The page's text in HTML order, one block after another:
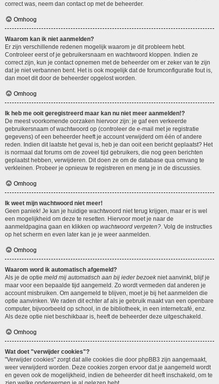
correct was, neem dan contact op met de beheerder.
Omhoog
Waarom kan ik niet aanmelden?
Er zijn verschillende redenen mogelijk waarom je dit probleem hebt.
Controleer eerst of je gebruikersnaam en wachtwoord kloppen. Indien ze
correct zijn, kun je contact opnemen met de beheerder om er zeker van te zijn
dat je niet verbannen bent. Het is ook mogelijk dat de forumconfiguratie fout is,
dan moet dit door de beheerder opgelost worden.
Omhoog
Ik heb me ooit geregistreerd maar kan nu niet meer aanmelden!?
De meest voorkomende oorzaken hiervoor zijn: je gaf een verkeerde
gebruikersnaam of wachtwoord op (controleer de e-mail met je registratie
gegevens) of een beheerder heeft je account verwijderd om één of andere
reden. Indien dit laatste het geval is, heb je dan ooit een bericht geplaatst? Het
is normaal dat forums om de zoveel tijd gebruikers, die nog geen berichten
geplaatst hebben, verwijderen. Dit doen ze om de database qua omvang te
verkleinen. Probeer je opnieuw te registreren en meng je in de discussies.
Omhoog
Ik weet mijn wachtwoord niet meer!
Geen paniek! Je kan je huidige wachtwoord niet terug krijgen, maar er is wel
een mogelijkheid om deze te resetten. Hiervoor moet je naar de
aanmeldpagina gaan en klikken op wachtwoord vergeten?. Volg de instructies
op het scherm en even later kan je je weer aanmelden.
Omhoog
Waarom word ik automatisch afgemeld?
Als je de optie meld mij automatisch aan bij ieder bezoek niet aanvinkt, blijf je
maar voor een bepaalde tijd aangemeld. Zo wordt vermeden dat anderen je
account misbruiken. Om aangemeld te blijven, moet je bij het aanmelden die
optie aanvinken. We raden dit echter af als je gebruik maakt van een openbare
computer, bijvoorbeeld op school, in de bibliotheek, in een internetcafé, enz.
Als deze optie niet beschikbaar is, heeft de beheerder deze uitgeschakeld.
Omhoog
Wat doet "verwijder cookies"?
"Verwijder cookies" zorgt dat alle cookies die door phpBB3 zijn aangemaakt,
weer verwijderd worden. Deze cookies zorgen ervoor dat je aangemeld wordt
en geven ook de mogelijkheid, indien de beheerder dit heeft inschakeld, om te